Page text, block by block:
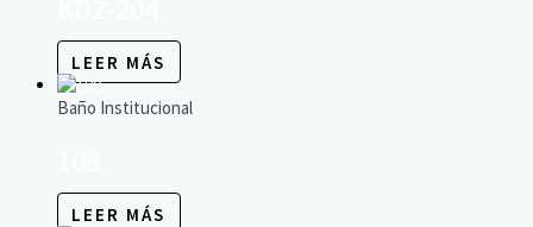
LEER MÁS
Baño Institucional
LEER MÁS